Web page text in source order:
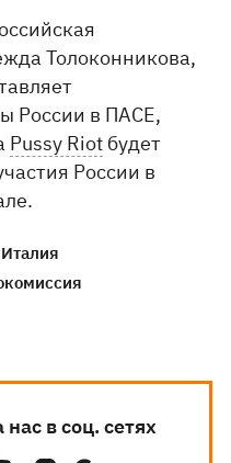
Толоконникова,
России в ПАСЕ,
Pussy Riot будет
России в
Италия
в соц. сетях